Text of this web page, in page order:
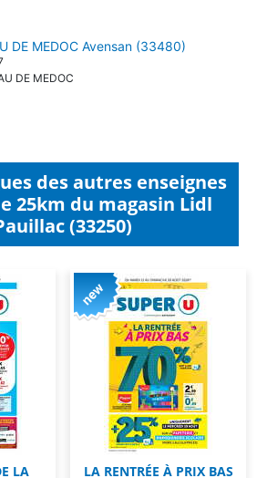
DE MEDOC Avensan (33480)
DE MEDOC
des autres enseignes
25km du magasin Lidl
(33250)
LA
LA RENTRÉE À PRIX BAS